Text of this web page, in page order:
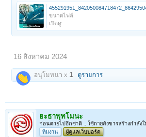
ขนาดไฟล์:
เปิดดู:
16 สิงหาคม 2024
อนุโมทนา x1 ดูรายการ
ยะธาพุทโมนะ
ก่อนตายไปอีกชาติ .. ใช้กายสังขารสร้างกำลัง
ทีมงาน
ผู้ดูแลเว็บบอร์ด